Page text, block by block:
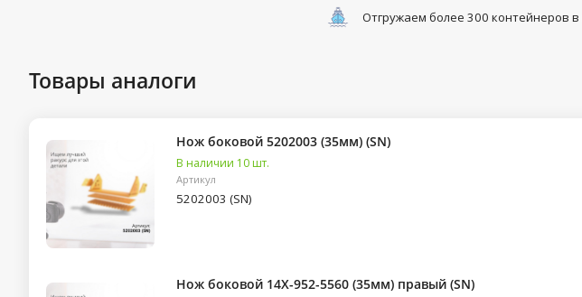
Отгружаем более 300 контейнеров в
Товары аналоги
Нож боковой 5202003 (35мм) (SN)
В наличии 10 шт.
Артикул
5202003 (SN)
Нож боковой 14X-952-5560 (35мм) правый (SN)